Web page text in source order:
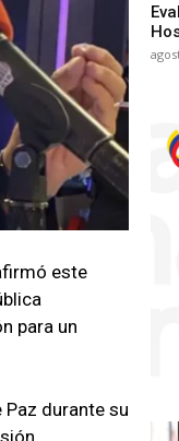
este
para un
durante su